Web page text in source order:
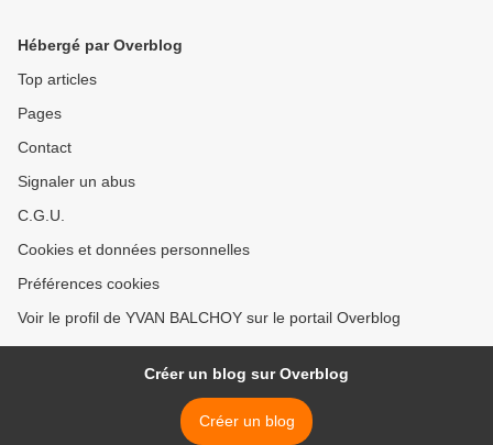
Hébergé par Overblog
Top articles
Pages
Contact
Signaler un abus
C.G.U.
Cookies et données personnelles
Préférences cookies
Voir le profil de YVAN BALCHOY sur le portail Overblog
Créer un blog sur Overblog
Créer un blog